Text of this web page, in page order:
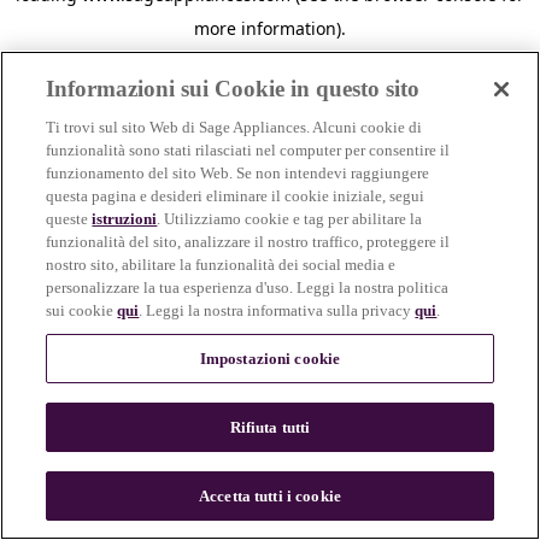
more information).
n
Informazioni sui Cookie in questo sito
Ti trovi sul sito Web di Sage Appliances. Alcuni cookie di
funzionalità sono stati rilasciati nel computer per consentire il
funzionamento del sito Web. Se non intendevi raggiungere
questa pagina e desideri eliminare il cookie iniziale, segui
questeistruzioni. Utilizziamo cookie e tag per abilitare la
funzionalità del sito, analizzare il nostro traffico, proteggere il
nostro sito, abilitare la funzionalità dei social media e
personalizzare la tua esperienza d'uso. Leggi la nostra politica
sui cookiequi. Leggi la nostra informativa sulla privacyqui.
Impostazioni cookie
Rifiuta tutti
Accetta tutti i cookie